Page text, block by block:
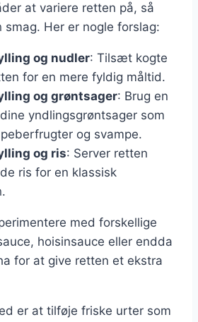
at variere retten på, så
smag. Her er nogle forslag:
og nudler: Tilsæt kogte
for en mere fyldig måltid.
og grøntsager: Brug en
yndlingsgrøntsager som
og svampe.
og ris: Server retten
ris for en klassisk
med forskellige
hoisinsauce eller endda
for at give retten et ekstra
er at tilføje friske urter som